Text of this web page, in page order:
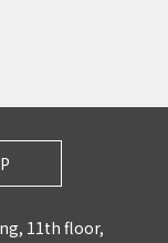
11th floor,